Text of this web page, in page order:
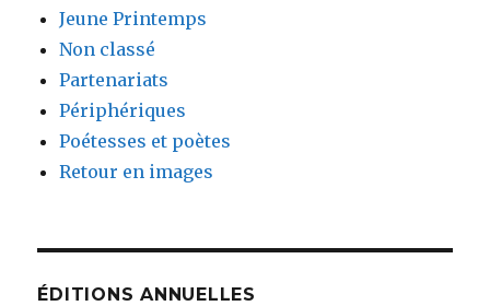
Jeune Printemps
Non classé
Partenariats
Périphériques
Poétesses et poètes
Retour en images
ÉDITIONS ANNUELLES